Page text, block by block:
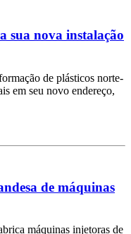
sua nova instalação
de plásticos norte-
em seu novo endereço,
de máquinas
máquinas injetoras de